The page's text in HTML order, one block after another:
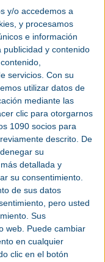
y/o accedemos a
y procesamos
e información
y contenido
servicios. Con su
utilizar datos de
mediante las
clic para otorgarnos
1090 socios para
descrito. De
su
detallada y
su consentimiento.
de sus datos
pero usted
Sus
web. Puede cambiar
en cualquier
clic en el botón
a los
a la
compra de sus
consultora